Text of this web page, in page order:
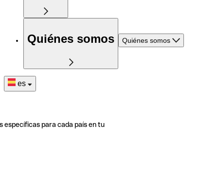
Quiénes somos Quiénes somos
es
específicas para cada país en tu